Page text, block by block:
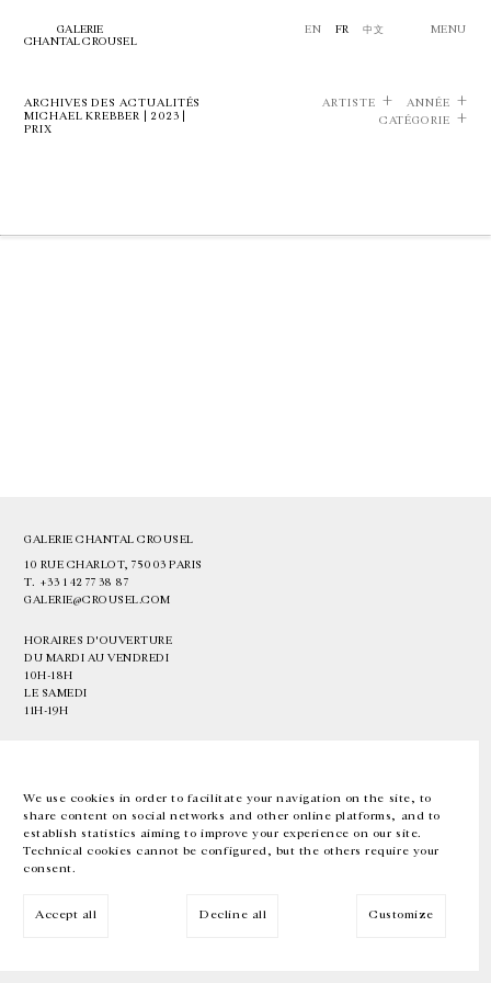
We use cookies in order to facilitate your navigation on the site, to
share content on social networks and other online platforms, and to
establish statistics aiming to improve your experience on our site.
Technical cookies cannot be configured, but the others require your
consent.
Accept all Decline all Customize
GALERIE
CHANTAL CROUSEL
EN FR 中文 MENU
ARCHIVES DES ACTUALITÉS
MICHAEL KREBBER | 2023 |
PRIX
ARTISTE
ANNÉE
CATÉGORIE
GALERIE CHANTAL CROUSEL
10 RUE CHARLOT, 75003 PARIS
T. +33 1 42 77 38 87
GALERIE@CROUSEL.COM
HORAIRES D'OUVERTURE
DU MARDI AU VENDREDI
10H-18H
LE SAMEDI
11H-19H
EN FR 中文 Facebook Instagram
Inscrivez-vous à notre newsletter